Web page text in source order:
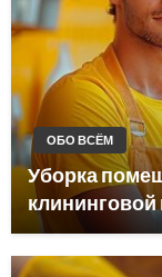
ОБО ВСЁМ
Уборка